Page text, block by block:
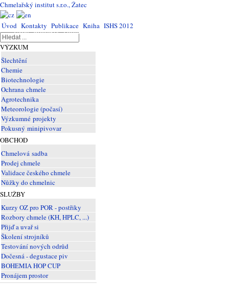
Chmelařský institut s.r.o., Žatec
Úvod
Úvod
Kontakty
Kontakty
Publikace
Publikace
Kniha
Kniha
ISHS 2012
ISHS
VÝZKUM
Šlechtění
Chemie
Biotechnologie
Ochrana chmele
Agrotechnika
Meteorologie (počasí)
Výzkumné projekty
Pokusný minipivovar
OBCHOD
Chmelová sadba
Prodej chmele
Validace českého chmele
Nůžky do chmelnic
SLUŽBY
Kurzy OZ pro POR - postřiky
Rozbory chmele (KH, HPLC, ...)
Přijď a uvař si
Školení strojníků
Testování nových odrůd
Dočesná - degustace piv
BOHEMIA HOP CUP
Pronájem prostor